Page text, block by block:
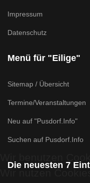
Impressum
Datenschutz
Menü für "Eilige"
Sitemap / Übersicht
Termine/Veranstaltungen
Neu auf "Pusdorf.Info"
Suchen auf Pusdorf.Info
Die neuesten 7
Wir nutzen